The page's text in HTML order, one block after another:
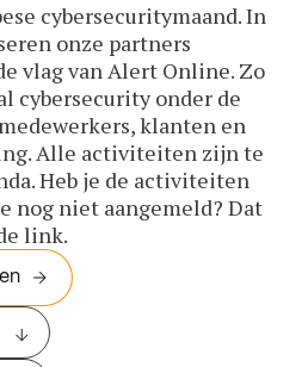
cybersecuritymaand. In
onze partners
vlag van Alert Online. Zo
cybersecurity onder de
klanten en
Alle activiteiten zijn te
Heb je de activiteiten
nog niet aangemeld? Dat
link.